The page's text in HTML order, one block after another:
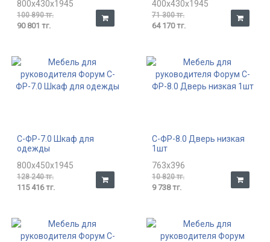
800x430x1945
100 890 тг.
90 801 тг.
400x430x1945
71 300 тг.
64 170 тг.
С-ФР-7.0 Шкаф для
одежды
800x450x1945
128 240 тг.
115 416 тг.
С-ФР-8.0 Дверь низкая
1шт
763x396
10 820 тг.
9 738 тг.